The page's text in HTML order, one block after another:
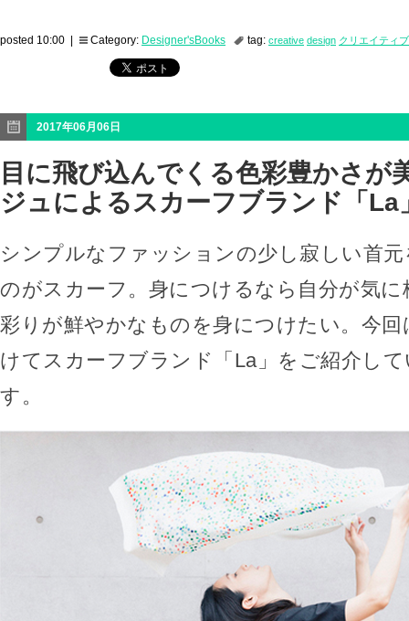
posted 10:00 | Category: Designer'sBooks tag: creative design クリエイティブ
2017年06月06日
目に飛び込んでくる色彩豊かさが
ジュによるスカーフブランド「La
シンプルなファッションの少し寂しい首
のがスカーフ。身につけるなら自分が気
彩りが鮮やかなものを身につけたい。今
けてスカーフブランド「La」をご紹介し
す。